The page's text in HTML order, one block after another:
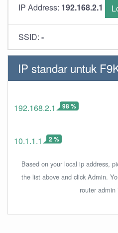
IP Address: 192.168.2.1
SSID: -
IP standar untuk
192.168.2.1 98 %
10.1.1.1 2 %
Based on your local ip address,
the list above and click Admin.
router admin